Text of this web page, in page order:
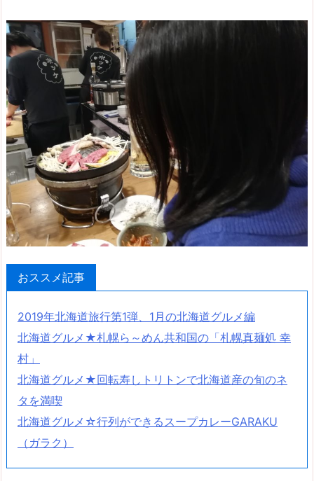
おススメ記事
2019年北海道旅行第1弾、1月の北海道グルメ編
北海道グルメ★札幌ら～めん共和国の「札幌真麺処 幸
村」
北海道グルメ★回転寿しトリトンで北海道産の旬のネ
タを満喫
北海道グルメ☆行列ができるスープカレーGARAKU
（ガラク）